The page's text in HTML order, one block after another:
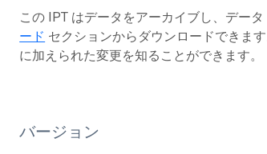
この IPT はデータをアーカイブし、デー
ード セクションからダウンロードできます
に加えられた変更を知ることができます。
バージョン